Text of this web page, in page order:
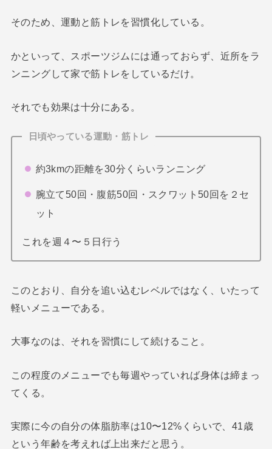
そのため、運動と筋トレを習慣化している。
かといって、スポーツジムには通っておらず、近所をラ
ンニングして家で筋トレをしているだけ。
それでも効果は十分にある。
日頃やっている運動・筋トレ
約3kmの距離を30分くらいランニング
腕立て50回・腹筋50回・スクワット50回を２セ
ット
これを週４〜５日行う
このとおり、自分を追い込むレベルではなく、いたって
軽いメニューである。
大事なのは、それを習慣にして続けること。
この程度のメニューでも毎週やっていれば身体は締まっ
てくる。
実際に今の自分の体脂肪率は10〜12%くらいで、41歳
という年齢を考えれば上出来だと思う。